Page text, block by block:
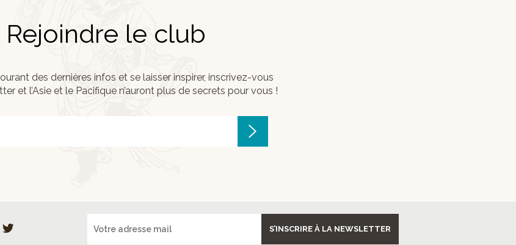
Rejoindre le club
des dernières infos et se laisser inspirer, inscrivez-vous
et l’Asie et le Pacifique n’auront plus de secrets pour vous !
S’INSCRIRE À LA NEWSLETTER